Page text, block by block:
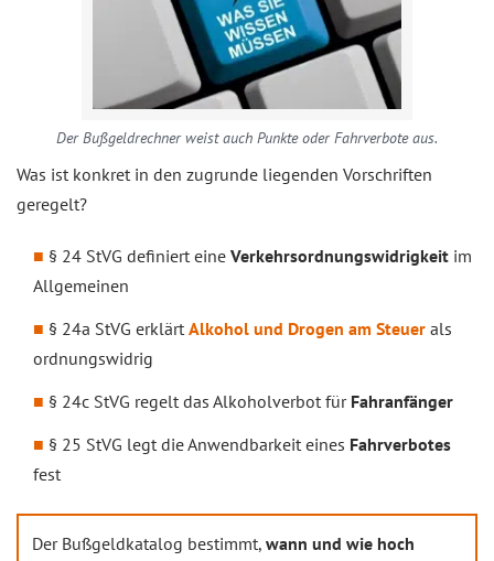
Der Bußgeldrechner weist auch Punkte oder Fahrverbote aus.
Was ist konkret in den zugrunde liegenden Vorschriften
geregelt?
§ 24 StVG definiert eine Verkehrsordnungswidrigkeit im
Allgemeinen
§ 24a StVG erklärt Alkohol und Drogen am Steuer als
ordnungswidrig
§ 24c StVG regelt das Alkoholverbot für Fahranfänger
§ 25 StVG legt die Anwendbarkeit eines Fahrverbotes
fest
Der Bußgeldkatalog bestimmt, wann und wie hoch